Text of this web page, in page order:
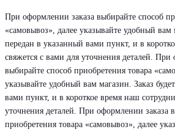
При оформлении заказа выбирайте способ
«самовывоз», далее указывайте удобный вам
передан в указанный вами пункт, и в
свяжется с вами для уточнения деталей. При
выбирайте способ приобретения товара
указывайте удобный вам магазин. Заказ
вами пункт, и в короткое время наш
уточнения деталей. При оформлении заказа
приобретения товара «самовывоз», далее